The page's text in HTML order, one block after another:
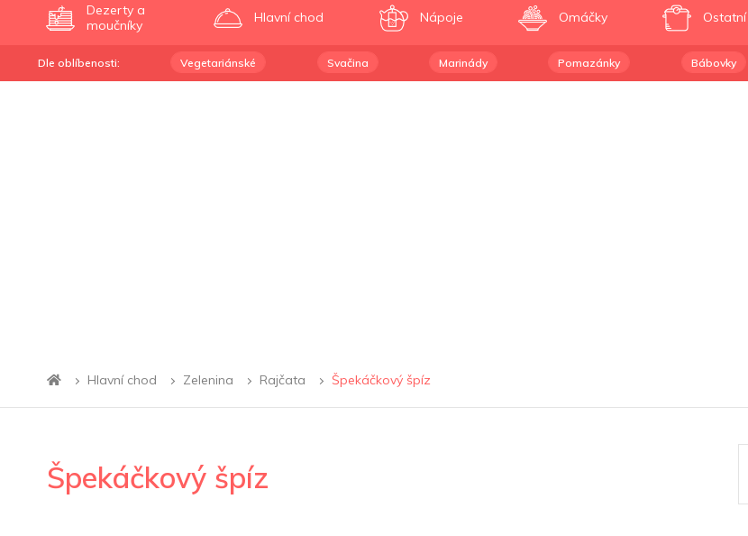
Dezerty a
moučníky
Hlavní chod Nápoje Omáčky Ostatní
Dle oblíbenosti: Vegetariánské Svačina Marinády Pomazánky Bábovky
Hlavní chod Zelenina Rajčata Špekáčkový špíz
Špekáčkový špíz